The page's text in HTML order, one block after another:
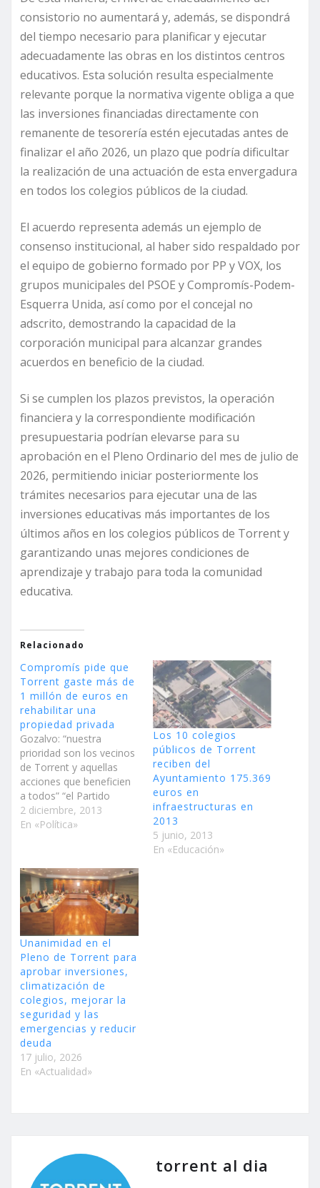
consistorio no aumentará y, además, se dispondrá
del tiempo necesario para planificar y ejecutar
adecuadamente las obras en los distintos centros
educativos. Esta solución resulta especialmente
relevante porque la normativa vigente obliga a que
las inversiones financiadas directamente con
remanente de tesorería estén ejecutadas antes de
finalizar el año 2026, un plazo que podría dificultar
la realización de una actuación de esta envergadura
en todos los colegios públicos de la ciudad.
El acuerdo representa además un ejemplo de
consenso institucional, al haber sido respaldado por
el equipo de gobierno formado por PP y VOX, los
grupos municipales del PSOE y Compromís-Podem-
Esquerra Unida, así como por el concejal no
adscrito, demostrando la capacidad de la
corporación municipal para alcanzar grandes
acuerdos en beneficio de la ciudad.
Si se cumplen los plazos previstos, la operación
financiera y la correspondiente modificación
presupuestaria podrían elevarse para su
aprobación en el Pleno Ordinario del mes de julio de
2026, permitiendo iniciar posteriormente los
trámites necesarios para ejecutar una de las
inversiones educativas más importantes de los
últimos años en los colegios públicos de Torrent y
garantizando unas mejores condiciones de
aprendizaje y trabajo para toda la comunidad
educativa.
Relacionado
Compromís pide que
Torrent gaste más de
1 millón de euros en
rehabilitar una
propiedad privada
Gozalvo: “nuestra
prioridad son los vecinos
de Torrent y aquellas
acciones que beneficien
a todos” “el Partido
Popular quiere que las
ayudas europeas sirvan
como es la calle Valencia
y no parcelas privadas
como pide Compromís”
Ante la petición del
portavoz de…
2 diciembre, 2013
En «Política»
Los 10 colegios
públicos de Torrent
reciben del
Ayuntamiento 175.369
euros en
infraestructuras en
2013
5 junio, 2013
En «Educación»
Unanimidad en el
Pleno de Torrent para
aprobar inversiones,
climatización de
colegios, mejorar la
seguridad y las
emergencias y reducir
deuda
17 julio, 2026
En «Actualidad»
torrent al dia